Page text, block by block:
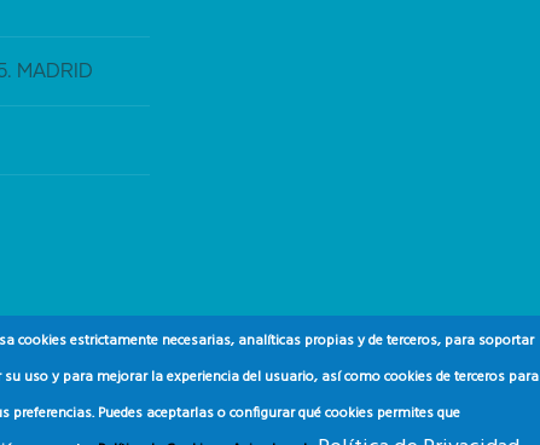
MADRID
cookies estrictamente necesarias, analíticas propias y de terceros, para soportar
uso y para mejorar la experiencia del usuario, así como cookies de terceros para
Puedes aceptarlas o configurar qué cookies permites que